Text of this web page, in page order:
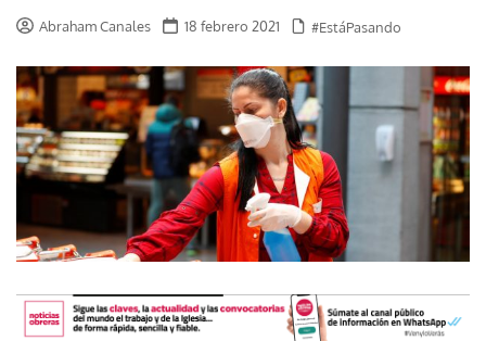
Abraham Canales 18 febrero 2021 #EstáPasando